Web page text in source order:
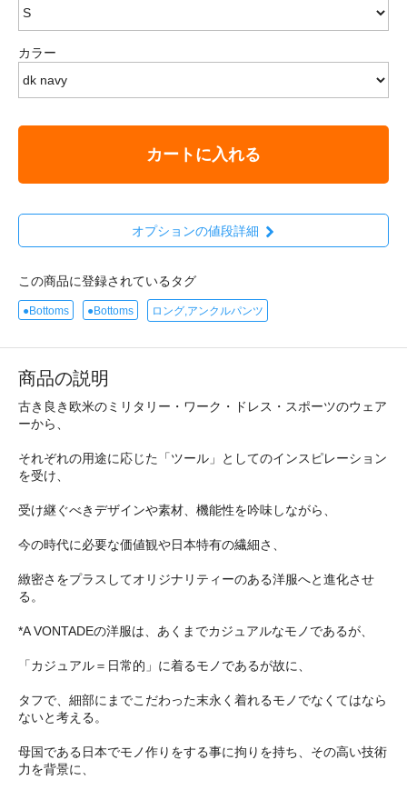
カラー
カートに入れる
オプションの値段詳細
この商品に登録されているタグ
●Bottoms ●Bottoms ロング,アンクルパンツ
商品の説明
古き良き欧米のミリタリー・ワーク・ドレス・スポーツのウェア
ーから、
それぞれの用途に応じた「ツール」としてのインスピレーション
を受け、
受け継ぐべきデザインや素材、機能性を吟味しながら、
今の時代に必要な価値観や日本特有の繊細さ、
緻密さをプラスしてオリジナリティーのある洋服へと進化させ
る。
*A VONTADEの洋服は、あくまでカジュアルなモノであるが、
「カジュアル＝日常的」に着るモノであるが故に、
タフで、細部にまでこだわった末永く着れるモノでなくてはなら
ないと考える。
母国である日本でモノ作りをする事に拘りを持ち、その高い技術
力を背景に、